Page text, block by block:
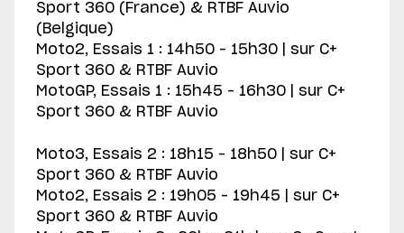
Sport 360 (France) & RTBF Auvio
(Belgique)
Moto2, Essais 1 : 14h50 – 15h30 | sur C+
Sport 360 & RTBF Auvio
MotoGP, Essais 1 : 15h45 – 16h30 | sur C+
Sport 360 & RTBF Auvio
Moto3, Essais 2 : 18h15 – 18h50 | sur C+
Sport 360 & RTBF Auvio
Moto2, Essais 2 : 19h05 – 19h45 | sur C+
Sport 360 & RTBF Auvio